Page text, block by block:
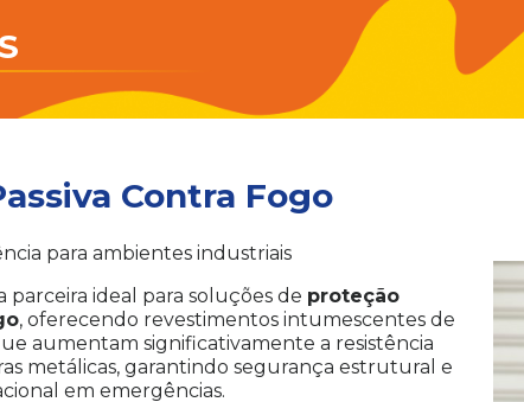
Contra Fogo
para ambientes industriais
parceira ideal para soluções de proteção
, oferecendo revestimentos intumescentes de
aumentam significativamente a resistência
metálicas, garantindo segurança estrutural e
em emergências.